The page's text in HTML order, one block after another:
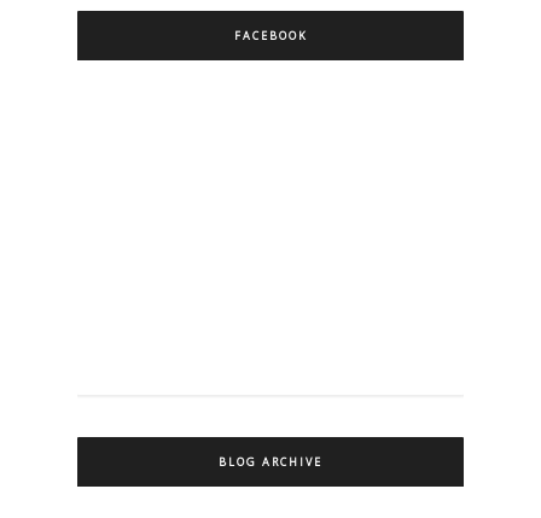
FACEBOOK
BLOG ARCHIVE